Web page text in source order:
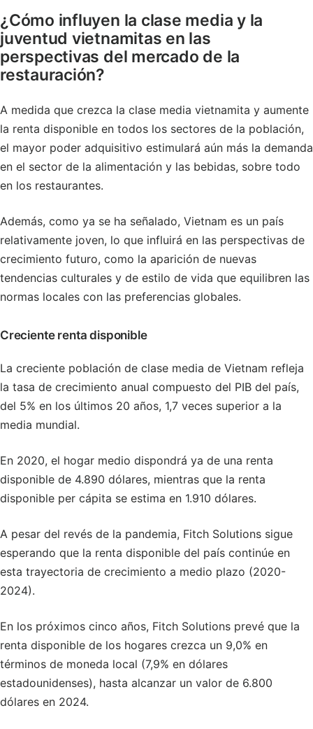
¿Cómo influyen la clase media y la
juventud vietnamitas en las
perspectivas del mercado de la
restauración?
A medida que crezca la clase media vietnamita y aumente
la renta disponible en todos los sectores de la población,
el mayor poder adquisitivo estimulará aún más la demanda
en el sector de la alimentación y las bebidas, sobre todo
en los restaurantes.
Además, como ya se ha señalado, Vietnam es un país
relativamente joven, lo que influirá en las perspectivas de
crecimiento futuro, como la aparición de nuevas
tendencias culturales y de estilo de vida que equilibren las
normas locales con las preferencias globales.
Creciente renta disponible
La creciente población de clase media de Vietnam refleja
la tasa de crecimiento anual compuesto del PIB del país,
del 5% en los últimos 20 años, 1,7 veces superior a la
media mundial.
En 2020, el hogar medio dispondrá ya de una renta
disponible de 4.890 dólares, mientras que la renta
disponible per cápita se estima en 1.910 dólares.
A pesar del revés de la pandemia, Fitch Solutions sigue
esperando que la renta disponible del país continúe en
esta trayectoria de crecimiento a medio plazo (2020-
2024).
En los próximos cinco años, Fitch Solutions prevé que la
renta disponible de los hogares crezca un 9,0% en
términos de moneda local (7,9% en dólares
estadounidenses), hasta alcanzar un valor de 6.800
dólares en 2024.